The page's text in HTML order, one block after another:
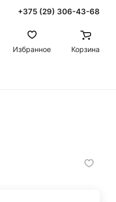
+375 (29) 306-43-68
Избранное Корзина